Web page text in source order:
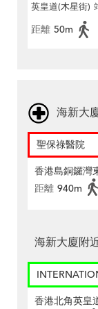
英皇道(木星街)
距離 50m
海新大
聖保祿醫院
香港島銅鑼灣
距離 940m
海新大廈附
香港北角英皇